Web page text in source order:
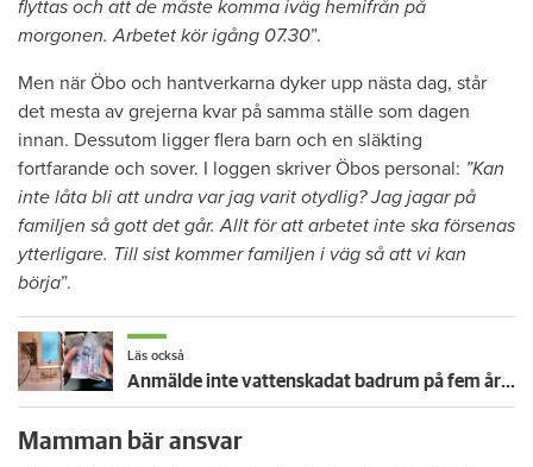
flyttas och att de måste komma iväg hemifrån på
morgonen. Arbetet kör igång 07.30”.
Men när Öbo och hantverkarna dyker upp nästa dag, står
det mesta av grejerna kvar på samma ställe som dagen
innan. Dessutom ligger flera barn och en släkting
fortfarande och sover. I loggen skriver Öbos personal: ”Kan
inte låta bli att undra var jag varit otydlig? Jag jagar på
familjen så gott det går. Allt för att arbetet inte ska försenas
ytterligare. Till sist kommer familjen i väg så att vi kan
börja”.
Läs också
Anmälde inte vattenskadat badrum på fem år – krävs på 125 000 kronor
Mamman bär ansvar